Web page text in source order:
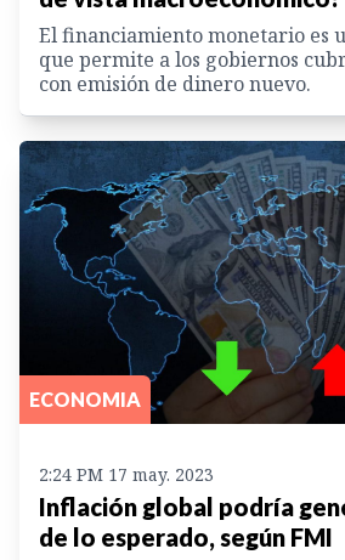
El financiamiento monetario es
que permite a los gobiernos
con emisión de dinero nuevo.
ECONOMIA
2:24 PM 17 may. 2023
Inflación global podría
de lo esperado, según FMI